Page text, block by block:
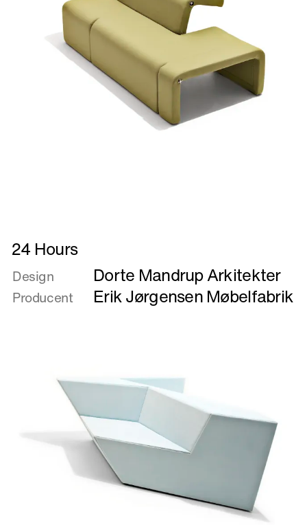
Læs
mere
om
24
Hours
24 Hours
Design Dorte Mandrup Arkitekter
Producent Erik Jørgensen Møbelfabrik